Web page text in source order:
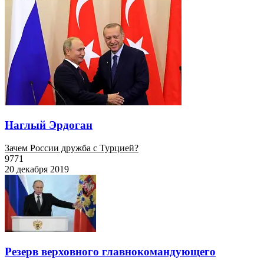
Наглый Эрдоган
Зачем России дружба с Турцией?
9771
20 декабря 2019
Резерв верховного главнокомандующего